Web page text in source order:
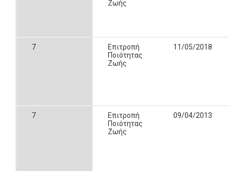
Ζωής
7
Επιτροπή
Ποιότητας
Ζωής
11/05/2018
7
Επιτροπή
Ποιότητας
Ζωής
09/04/2013